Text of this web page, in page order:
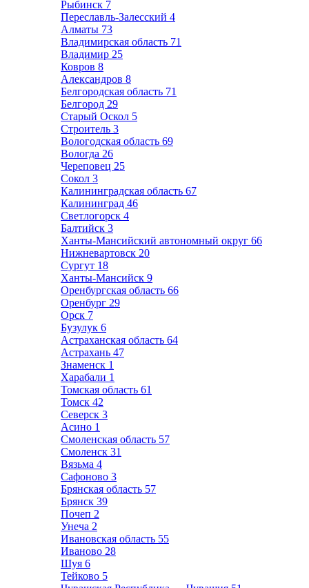
Рыбинск 7
Переславль-Залесский 4
Алматы 73
Владимирская область 71
Владимир 25
Ковров 8
Александров 8
Белгородская область 71
Белгород 29
Старый Оскол 5
Строитель 3
Вологодская область 69
Вологда 26
Череповец 25
Сокол 3
Калининградская область 67
Калининград 46
Светлогорск 4
Балтийск 3
Ханты-Мансийский автономный округ 66
Нижневартовск 20
Сургут 18
Ханты-Мансийск 9
Оренбургская область 66
Оренбург 29
Орск 7
Бузулук 6
Астраханская область 64
Астрахань 47
Знаменск 1
Харабали 1
Томская область 61
Томск 42
Северск 3
Асино 1
Смоленская область 57
Смоленск 31
Вязьма 4
Сафоново 3
Брянская область 57
Брянск 39
Почеп 2
Унеча 2
Ивановская область 55
Иваново 28
Шуя 6
Тейково 5